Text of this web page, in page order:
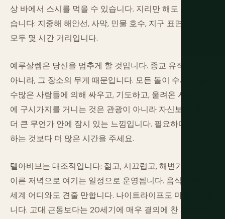
상 바에서 스시를 먹을 수 있습니다. 지리만 해도 터무니없
습니다: 지중해 해안선, 사막, 민물 호수, 지구 표면 최저점,
모두 몇 시간 거리입니다.
예루살렘은 당신을 멈추게 할 것입니다. 종교 유적 때문이
아니라, 그 장소의 무게 때문입니다. 모든 돌이 수세기 동안
수많은 사람들에 의해 싸우고, 기도하고, 울려온 사실 때문
에 구시가지를 거니는 것은 관광이 아니라 자신보다 훨씬
더 큰 무언가 안에 잠시 있는 느낌입니다. 필요하다고 생각
하는 것보다 더 많은 시간을 주세요.
텔아비브는 대조적입니다: 젊고, 시끄럽고, 해변가, 자정은
이른 저녁으로 여기는 일정으로 운영됩니다. 음식 장면은
세계 어디와도 견줄 만합니다. 나이트라이프도 마찬가지입
니다. 고대 근동보다는 20세기에 매우 결의에 찬 사람들이